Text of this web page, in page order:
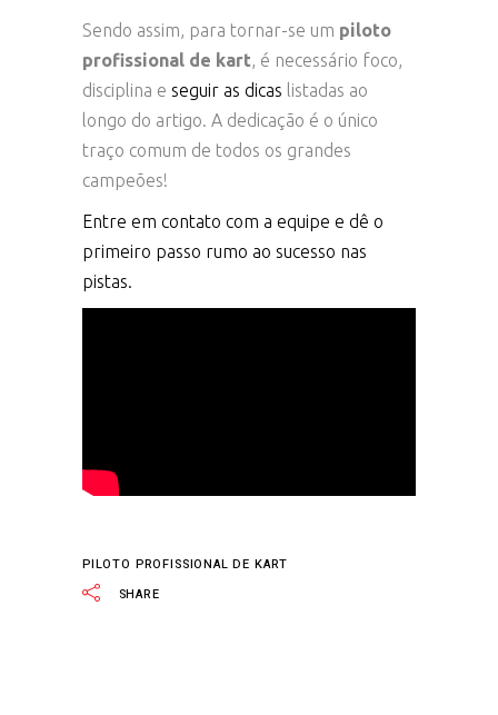
Sendo assim, para tornar-se um piloto
profissional de kart, é necessário foco,
disciplina e seguir as dicas listadas ao
longo do artigo. A dedicação é o único
traço comum de todos os grandes
campeões!
Entre em contato com a equipe e dê o
primeiro passo rumo ao sucesso nas
pistas.
PILOTO PROFISSIONAL DE KART
SHARE